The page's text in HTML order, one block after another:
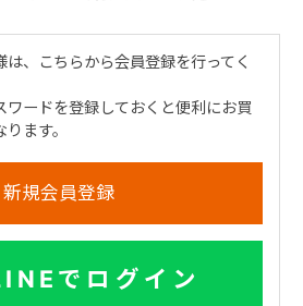
、こちらから会員登録を行ってく
ワードを登録しておくと便利にお買
ます。
でログイン